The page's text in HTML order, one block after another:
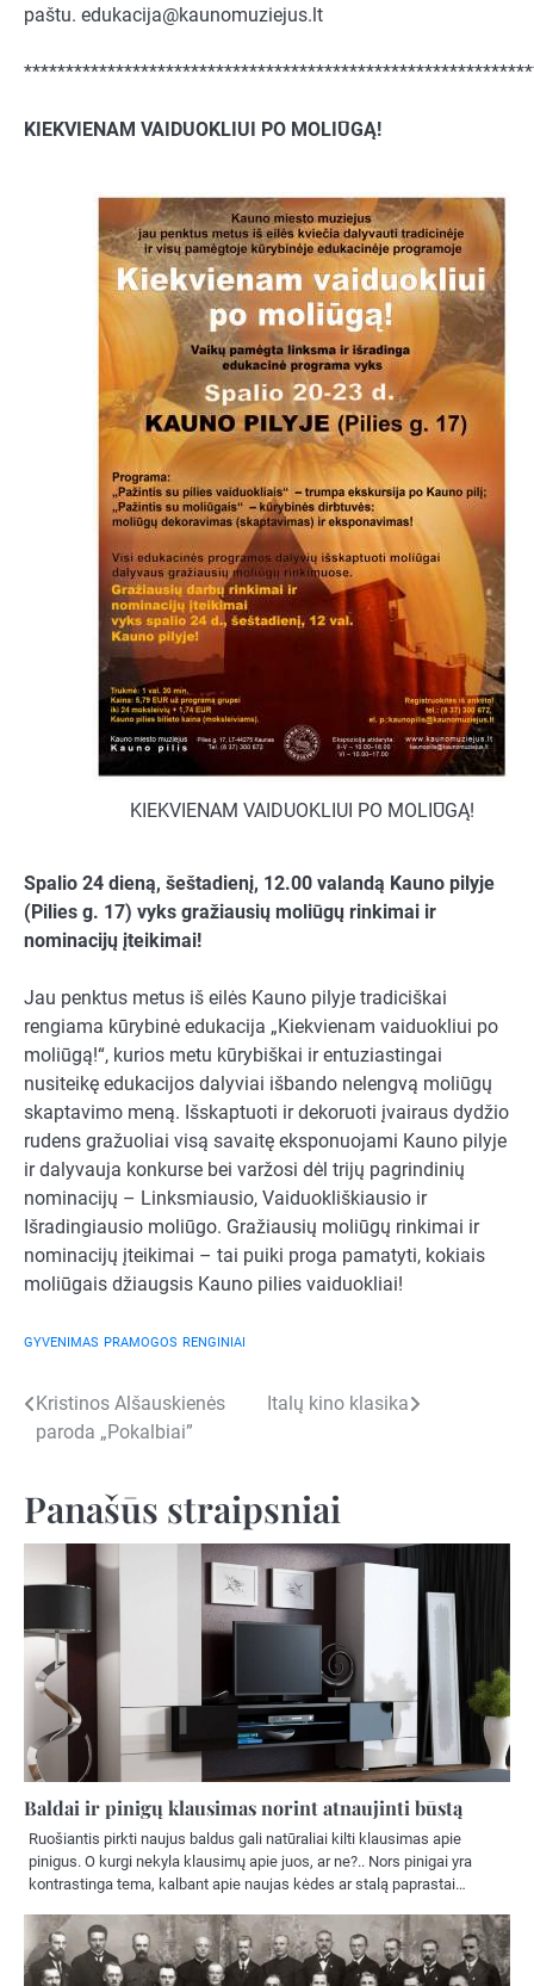
paštu. edukacija@kaunomuziejus.lt
KIEKVIENAM VAIDUOKLIUI PO MOLIŪGĄ!
KIEKVIENAM VAIDUOKLIUI PO MOLIŪGĄ!
Spalio 24 dieną, šeštadienį, 12.00 valandą Kauno pilyje
(Pilies g. 17) vyks gražiausių moliūgų rinkimai ir
nominacijų įteikimai!
Jau penktus metus iš eilės Kauno pilyje tradiciškai
rengiama kūrybinė edukacija „Kiekvienam vaiduokliui po
moliūgą!“, kurios metu kūrybiškai ir entuziastingai
nusiteikę edukacijos dalyviai išbando nelengvą moliūgų
skaptavimo meną. Išskaptuoti ir dekoruoti įvairaus dydžio
rudens gražuoliai visą savaitę eksponuojami Kauno pilyje
ir dalyvauja konkurse bei varžosi dėl trijų pagrindinių
nominacijų – Linksmiausio, Vaiduokliškiausio ir
Išradingiausio moliūgo. Gražiausių moliūgų rinkimai ir
nominacijų įteikimai – tai puiki proga pamatyti, kokiais
moliūgais džiaugsis Kauno pilies vaiduokliai!
GYVENIMAS PRAMOGOS RENGINIAI
Navigacija
tarp
įrašų
Kristinos Alšauskienės
paroda „Pokalbiai”
Italų kino klasika
Panašūs straipsniai
Baldai ir pinigų klausimas norint atnaujinti būstą
Ruošiantis pirkti naujus baldus gali natūraliai kilti klausimas apie
pinigus. O kurgi nekyla klausimų apie juos, ar ne?.. Nors pinigai yra
kontrastinga tema, kalbant apie naujas kėdes ar stalą paprastai…